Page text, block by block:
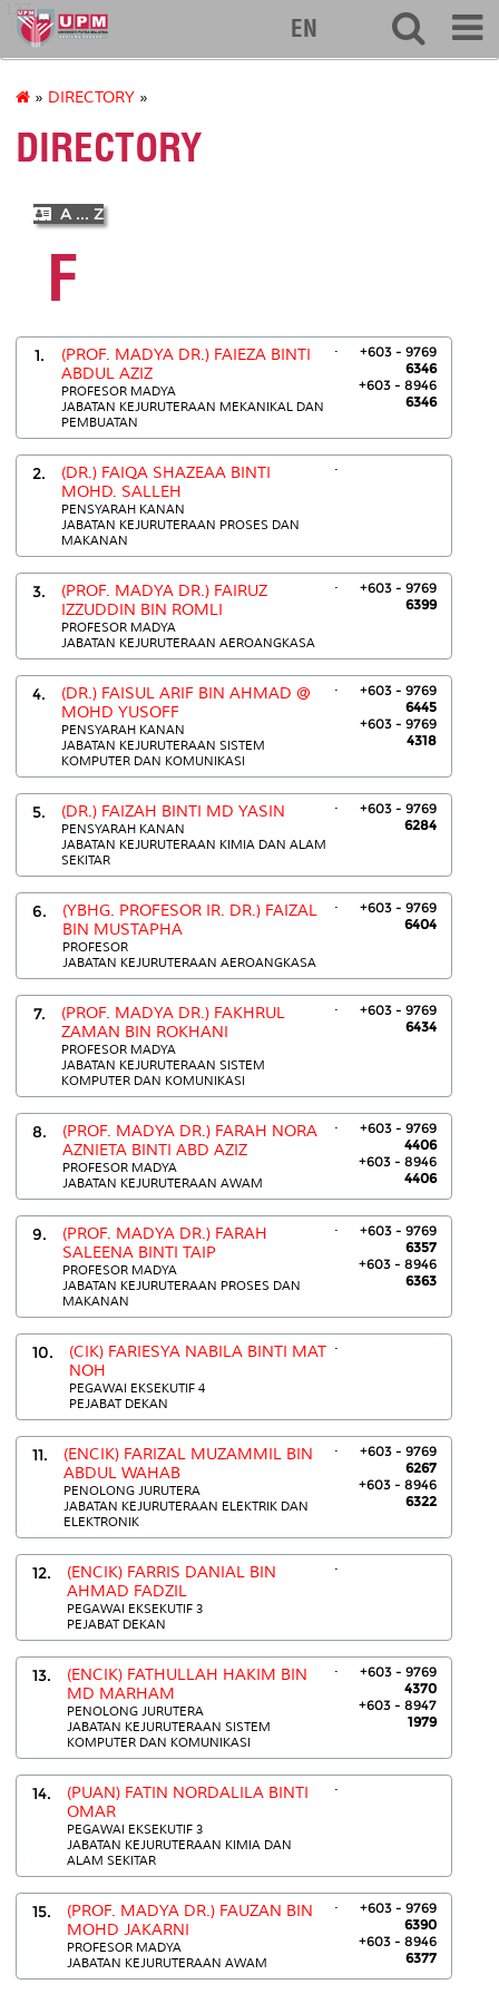
127
EN
» DIRECTORY »
DIRECTORY
A ... Z
F
1.
(PROF. MADYA DR.) FAIEZA BINTI
ABDUL AZIZ
PROFESOR MADYA
JABATAN KEJURUTERAAN MEKANIKAL DAN
PEMBUATAN
.
+603 - 9769
6346
+603 - 8946
6346
2.
(DR.) FAIQA SHAZEAA BINTI
MOHD. SALLEH
PENSYARAH KANAN
JABATAN KEJURUTERAAN PROSES DAN
MAKANAN
.
3.
(PROF. MADYA DR.) FAIRUZ
IZZUDDIN BIN ROMLI
PROFESOR MADYA
JABATAN KEJURUTERAAN AEROANGKASA
.
+603 - 9769
6399
4.
(DR.) FAISUL ARIF BIN AHMAD @
MOHD YUSOFF
PENSYARAH KANAN
JABATAN KEJURUTERAAN SISTEM
KOMPUTER DAN KOMUNIKASI
.
+603 - 9769
6445
+603 - 9769
4318
5. (DR.) FAIZAH BINTI MD YASIN
PENSYARAH KANAN
JABATAN KEJURUTERAAN KIMIA DAN ALAM
SEKITAR
.
+603 - 9769
6284
6.
(YBHG. PROFESOR IR. DR.) FAIZAL
BIN MUSTAPHA
PROFESOR
JABATAN KEJURUTERAAN AEROANGKASA
.
+603 - 9769
6404
7.
(PROF. MADYA DR.) FAKHRUL
ZAMAN BIN ROKHANI
PROFESOR MADYA
JABATAN KEJURUTERAAN SISTEM
KOMPUTER DAN KOMUNIKASI
.
+603 - 9769
6434
8.
(PROF. MADYA DR.) FARAH NORA
AZNIETA BINTI ABD AZIZ
PROFESOR MADYA
JABATAN KEJURUTERAAN AWAM
.
+603 - 9769
4406
+603 - 8946
4406
9.
(PROF. MADYA DR.) FARAH
SALEENA BINTI TAIP
PROFESOR MADYA
JABATAN KEJURUTERAAN PROSES DAN
MAKANAN
.
+603 - 9769
6357
+603 - 8946
6363
10.
(CIK) FARIESYA NABILA BINTI MAT
NOH
PEGAWAI EKSEKUTIF 4
PEJABAT DEKAN
.
11.
(ENCIK) FARIZAL MUZAMMIL BIN
ABDUL WAHAB
PENOLONG JURUTERA
JABATAN KEJURUTERAAN ELEKTRIK DAN
ELEKTRONIK
.
+603 - 9769
6267
+603 - 8946
6322
12.
(ENCIK) FARRIS DANIAL BIN
AHMAD FADZIL
PEGAWAI EKSEKUTIF 3
PEJABAT DEKAN
.
13.
(ENCIK) FATHULLAH HAKIM BIN
MD MARHAM
PENOLONG JURUTERA
JABATAN KEJURUTERAAN SISTEM
KOMPUTER DAN KOMUNIKASI
.
+603 - 9769
4370
+603 - 8947
1979
14.
(PUAN) FATIN NORDALILA BINTI
OMAR
PEGAWAI EKSEKUTIF 3
JABATAN KEJURUTERAAN KIMIA DAN
ALAM SEKITAR
.
15.
(PROF. MADYA DR.) FAUZAN BIN
MOHD JAKARNI
PROFESOR MADYA
JABATAN KEJURUTERAAN AWAM
.
+603 - 9769
6390
+603 - 8946
6377